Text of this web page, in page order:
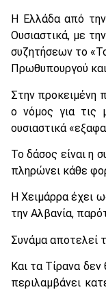
Η Ελλάδα από
Ουσιαστικά, με
συζητήσεων το
Πρωθυπουργού
Στην προκειμένη
ο νόμος για τις
ουσιαστικά
Το δάσος είναι η
πληρώνει κάθε
Η Χειμάρρα έχει
την Αλβανία,
Συνάμα αποτελεί
Και τα Τίρανα
περιλαμβάνει